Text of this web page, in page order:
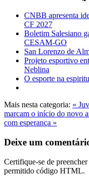
CNBB apresenta
CF 2027
Boletim Salesiano
CESAM-GO
San Lorenzo de
Projeto esportivo
Neblina
O esporte na
Mais nesta categoria: «
marcam o início do novo
com esperança »
Deixe um
Certifique-se de
permitido código HTML.